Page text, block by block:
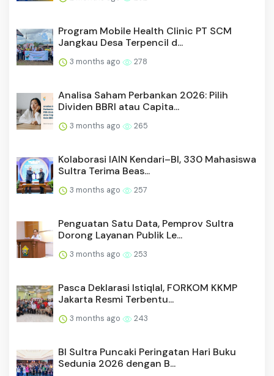
Program Mobile Health Clinic PT SCM
Jangkau Desa Terpencil d...
3 months ago 278
Analisa Saham Perbankan 2026: Pilih
Dividen BBRI atau Capita...
3 months ago 265
Kolaborasi IAIN Kendari–BI, 330 Mahasiswa
Sultra Terima Beas...
3 months ago 257
Penguatan Satu Data, Pemprov Sultra
Dorong Layanan Publik Le...
3 months ago 253
Pasca Deklarasi Istiqlal, FORKOM KKMP
Jakarta Resmi Terbentu...
3 months ago 243
BI Sultra Puncaki Peringatan Hari Buku
Sedunia 2026 dengan B...